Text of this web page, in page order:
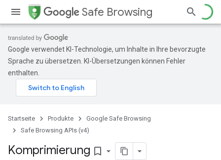
Safe Browsing
Google verwendet KI-Technologie, um Inhalte in Ihre bevorzugte
Sprache zu übersetzen. KI-Übersetzungen können Fehler
enthalten.
Startseite Produkte
Google Safe Browsing
Safe Browsing APIs (v4)
Komprimierung bookmark_border